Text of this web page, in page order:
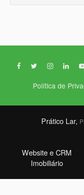
Política de
Prático Lar,
Website e CRM
Imobiliário